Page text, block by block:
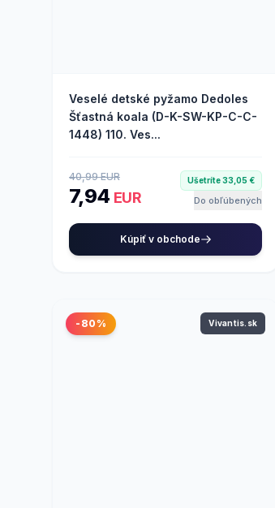
Veselé detské pyžamo Dedoles
Šťastná koala (D-K-SW-KP-C-C-
1448) 110. Ves...
40,99 EUR
7,94 EUR
Ušetríte 33,05 €
Do obľúbených
Kúpiť v obchode
-80% Vivantis.sk